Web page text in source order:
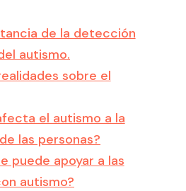
de la detección
autismo.
sobre el
el autismo a la
las personas?
puede apoyar a las
autismo?